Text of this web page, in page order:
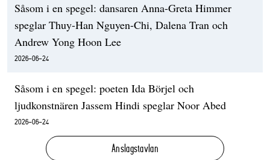
Såsom i en spegel: dansaren Anna-Greta Himmer
speglar Thuy-Han Nguyen-Chi, Dalena Tran och
Andrew Yong Hoon Lee
2026-06-24
Såsom i en spegel: poeten Ida Börjel och
ljudkonstnären Jassem Hindi speglar Noor Abed
2026-06-24
Anslagstavlan